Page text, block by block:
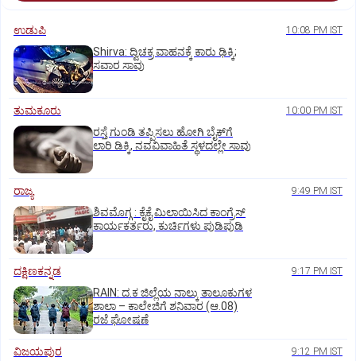
ಉಡುಪಿ 10:08 PM IST
Shirva: ದ್ವಿಚಕ್ರ ವಾಹನಕ್ಕೆ ಕಾರು ಢಿಕ್ಕಿ;
ಸವಾರ ಸಾವು
ತುಮಕೂರು 10:00 PM IST
ರಸ್ತೆ ಗುಂಡಿ ತಪ್ಪಿಸಲು ಹೋಗಿ ಬೈಕ್‌ಗೆ
ಲಾರಿ ಡಿಕ್ಕಿ, ನವವಿವಾಹಿತೆ ಸ್ಥಳದಲ್ಲೇ ಸಾವು
ರಾಜ್ಯ 9:49 PM IST
ಶಿವಮೊಗ್ಗ : ಕೈಕೈ ಮಿಲಾಯಿಸಿದ ಕಾಂಗ್ರೆಸ್
ಕಾರ್ಯಕರ್ತರು, ಕುರ್ಚಿಗಳು ಪುಡಿಪುಡಿ
ದಕ್ಷಿಣಕನ್ನಡ 9:17 PM IST
RAIN: ದ.ಕ ಜಿಲ್ಲೆಯ ನಾಲ್ಕು ತಾಲೂಕುಗಳ
ಶಾಲಾ – ಕಾಲೇಜಿಗೆ ಶನಿವಾರ (ಆ.08)
ರಜೆ ಘೋಷಣೆ
ವಿಜಯಪುರ 9:12 PM IST